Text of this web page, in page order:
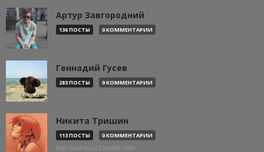
Артур Завгородний
136 ПОСТЫ 0 КОММЕНТАРИИ
Геннадий Гусев
283 ПОСТЫ 0 КОММЕНТАРИИ
Никита Тришин
113 ПОСТЫ 0 КОММЕНТАРИИ
http://evil-eye13.tumblr.com